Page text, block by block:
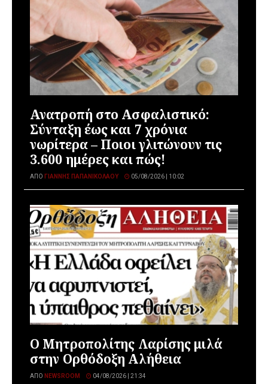
Ανατροπή στο Ασφαλιστικό:
Σύνταξη έως και 7 χρόνια
νωρίτερα – Ποιοι γλιτώνουν τις
3.600 ημέρες και πώς!
ΑΠΌ ΓΙΆΝΝΗΣ ΠΑΠΑΝΙΚΟΛΆΟΥ 05/08/2026 | 10:02
Ο Μητροπολίτης Λαρίσης μιλά
στην Ορθόδοξη Αλήθεια
ΑΠΌ NEWSROOM 04/08/2026 | 21:34